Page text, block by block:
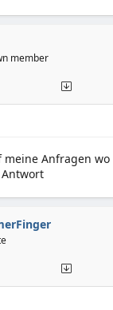
member
meine Anfragen